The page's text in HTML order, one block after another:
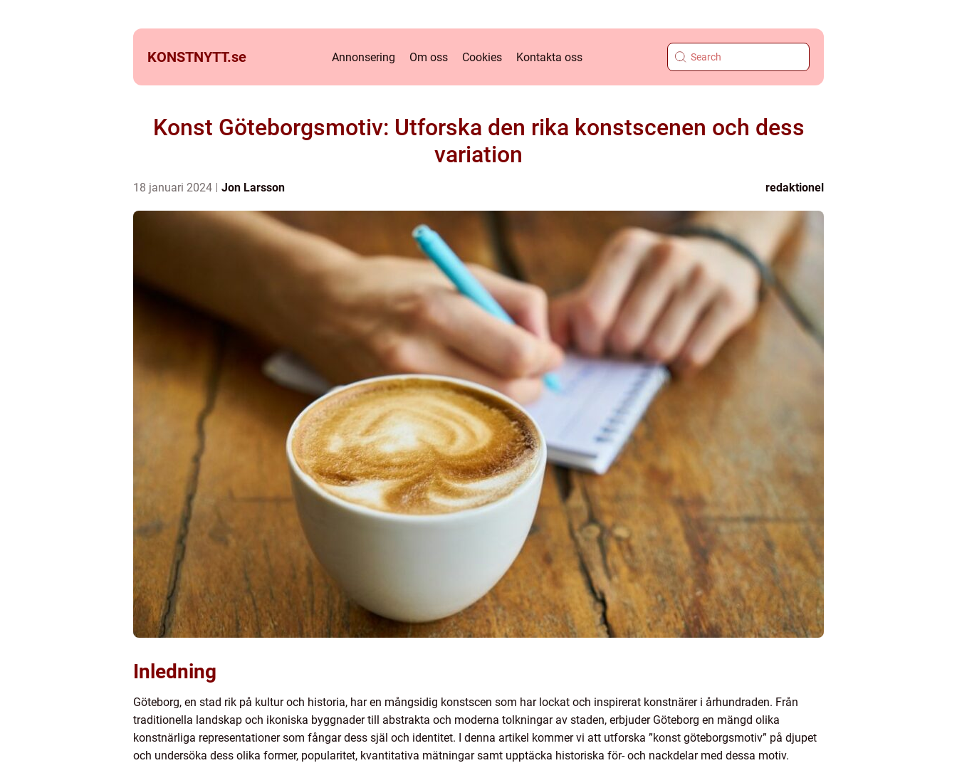
KONSTNYTT.se Annonsering Om oss Cookies Kontakta oss
Konst Göteborgsmotiv: Utforska den rika konstscenen och dess
variation
18 januari 2024 Jon Larsson redaktionel
Inledning
Göteborg, en stad rik på kultur och historia, har en mångsidig konstscen som har lockat och inspirerat konstnärer i århundraden. Från
traditionella landskap och ikoniska byggnader till abstrakta och moderna tolkningar av staden, erbjuder Göteborg en mängd olika
konstnärliga representationer som fångar dess själ och identitet. I denna artikel kommer vi att utforska ”konst göteborgsmotiv” på djupet
och undersöka dess olika former, popularitet, kvantitativa mätningar samt upptäcka historiska för- och nackdelar med dessa motiv.